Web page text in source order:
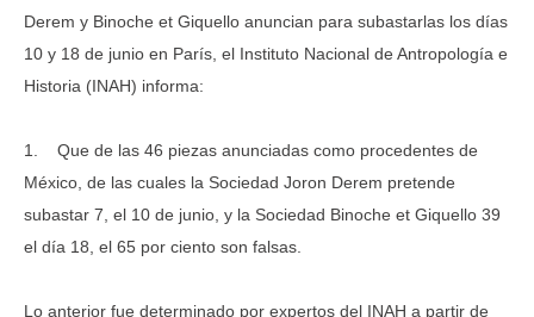
Derem y Binoche et Giquello anuncian para subastarlas los días
10 y 18 de junio en París, el Instituto Nacional de Antropología e
Historia (INAH) informa:
1. Que de las 46 piezas anunciadas como procedentes de
México, de las cuales la Sociedad Joron Derem pretende
subastar 7, el 10 de junio, y la Sociedad Binoche et Giquello 39
el día 18, el 65 por ciento son falsas.
Lo anterior fue determinado por expertos del INAH a partir de